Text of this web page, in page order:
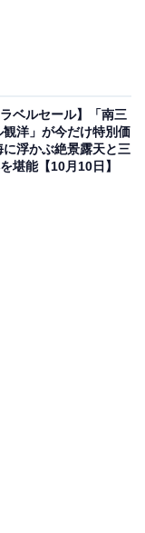
る
ラベルセール】「南三
観洋」が今だけ特別価
に浮かぶ絶景露天と三
堪能【10月10日】